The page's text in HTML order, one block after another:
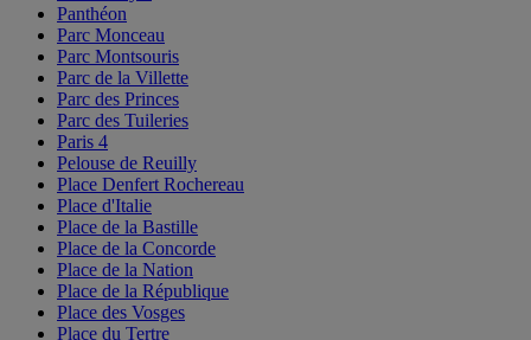
Panthéon
Parc Monceau
Parc Montsouris
Parc de la Villette
Parc des Princes
Parc des Tuileries
Paris 4
Pelouse de Reuilly
Place Denfert Rochereau
Place d'Italie
Place de la Bastille
Place de la Concorde
Place de la Nation
Place de la République
Place des Vosges
Place du Tertre